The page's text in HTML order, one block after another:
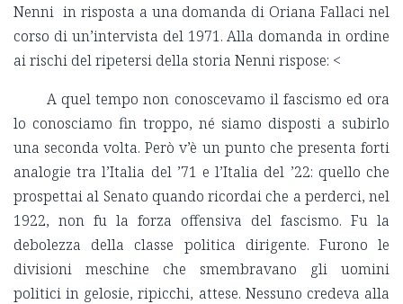
Nenni in risposta a una domanda di Oriana Fallaci nel
corso di un’intervista del 1971. Alla domanda in ordine
ai rischi del ripetersi della storia Nenni rispose: <
A quel tempo non conoscevamo il fascismo ed ora
lo conosciamo fin troppo, né siamo disposti a subirlo
una seconda volta. Però v’è un punto che presenta forti
analogie tra l’Italia del ’71 e l’Italia del ’22: quello che
prospettai al Senato quando ricordai che a perderci, nel
1922, non fu la forza offensiva del fascismo. Fu la
debolezza della classe politica dirigente. Furono le
divisioni meschine che smembravano gli uomini
politici in gelosie, ripicchi, attese. Nessuno credeva alla